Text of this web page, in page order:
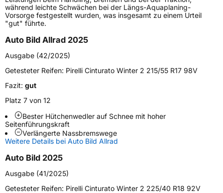
Gewicht (in kg)10,3 kg
Generelle Merkmale
FahrzeugtypPKW
VerwendungWinterreifen
ModellnameCinturato Winter 2
Fahrzeugart
Weitere Eigenschaften
SchlauchtypTL
ZustandNeureifen
M+SJa
während leichte Schwächen bei der Längs-Aquaplaning-
Vorsorge festgestellt wurden, was insgesamt zu einem Urteil
"gut" führte.
Auto Bild Allrad 2025
Ausgabe (42/2025)
Getesteter Reifen: Pirelli Cinturato Winter 2 215/55 R17 98V
Fazit: gut
Platz 7 von 12
Bester Hütchenwedler auf Schnee mit hoher
Seitenführungskraft
Verlängerte Nassbremswege
Weitere Details bei Auto Bild Allrad
Auto Bild 2025
Ausgabe (41/2025)
Getesteter Reifen: Pirelli Cinturato Winter 2 225/40 R18 92V